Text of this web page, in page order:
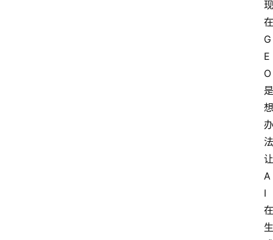
现
在
G
E
O
是
想
办
法
让
A
I
在
生